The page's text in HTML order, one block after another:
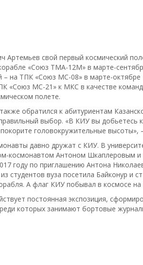
Артемьев свой первый космический
«Союз ТМА-12М» в марте-
– на ТПК «Союз МС-08» в марте-октябре
«Союз МС-21» к МКС в качестве
полете.
обратился к абитуриентам
выбор. «В КИУ вы добьетесь
головокружительные высоты»,
давно дружат с КИУ. В
космонавтом Антоном Шкаплеровым и
году по приглашению Антона
студентов вуза посетила Байконур и
А флаг КИУ побывал в космосе
постоянная экспозиция,
которых занимают бортовые